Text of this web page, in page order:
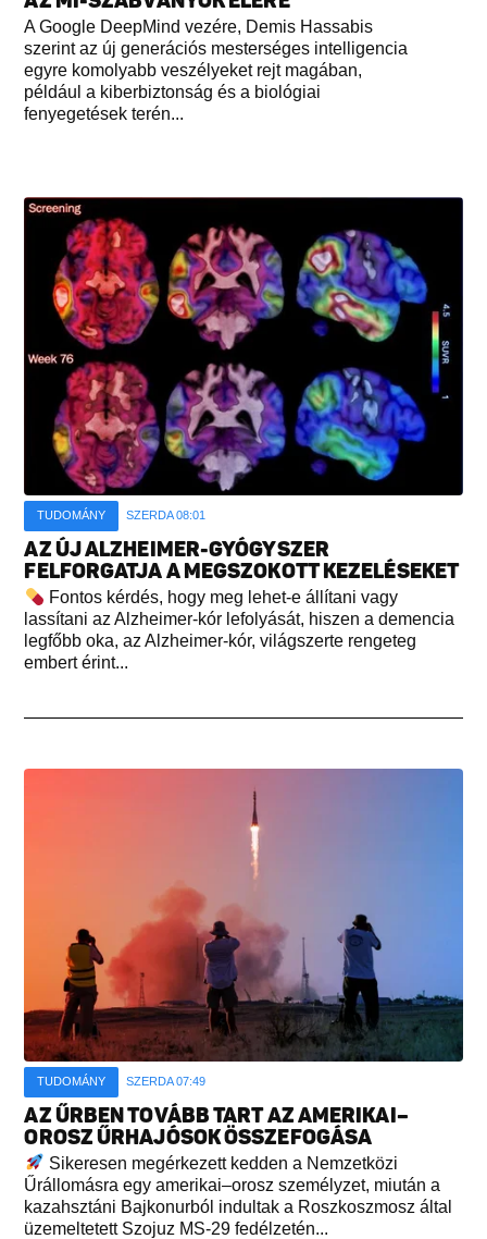
A Google DeepMind vezére, Demis Hassabis
szerint az új generációs mesterséges intelligencia
egyre komolyabb veszélyeket rejt magában,
például a kiberbiztonság és a biológiai
fenyegetések terén...
TUDOMÁNY SZERDA 08:01
AZ ÚJ ALZHEIMER-GYÓGYSZER
FELFORGATJA A MEGSZOKOTT KEZELÉSEKET
Fontos kérdés, hogy meg lehet-e állítani vagy
lassítani az Alzheimer-kór lefolyását, hiszen a demencia
legfőbb oka, az Alzheimer-kór, világszerte rengeteg
embert érint...
TUDOMÁNY SZERDA 07:49
AZ ŰRBEN TOVÁBB TART AZ AMERIKAI–
OROSZ ŰRHAJÓSOK ÖSSZEFOGÁSA
Sikeresen megérkezett kedden a Nemzetközi
Űrállomásra egy amerikai–orosz személyzet, miután a
kazahsztáni Bajkonurból indultak a Roszkoszmosz által
üzemeltetett Szojuz MS-29 fedélzetén...